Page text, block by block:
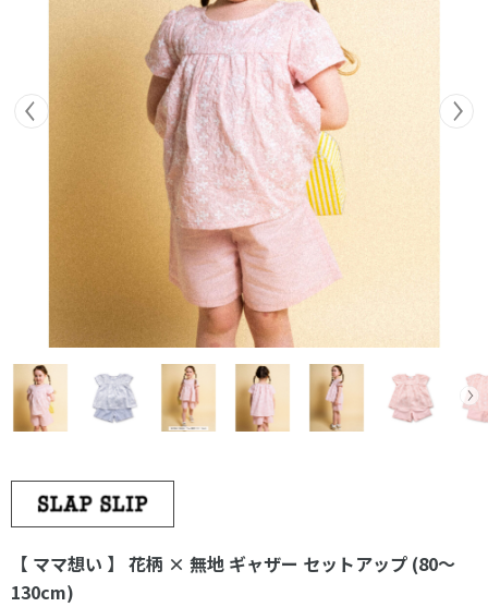
【 ママ想い 】 花柄 × 無地 ギャザー セットアップ (80～
130cm)